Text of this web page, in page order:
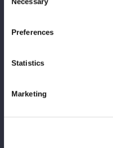
Selection
Preferences
Statistics
Marketing
L-Ticket Prelik
Same day ticket for sale
venue